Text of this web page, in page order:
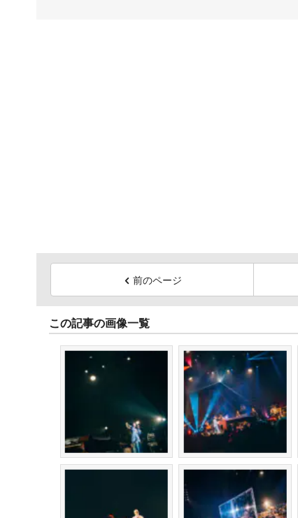
前のページ
この記事の画像一覧